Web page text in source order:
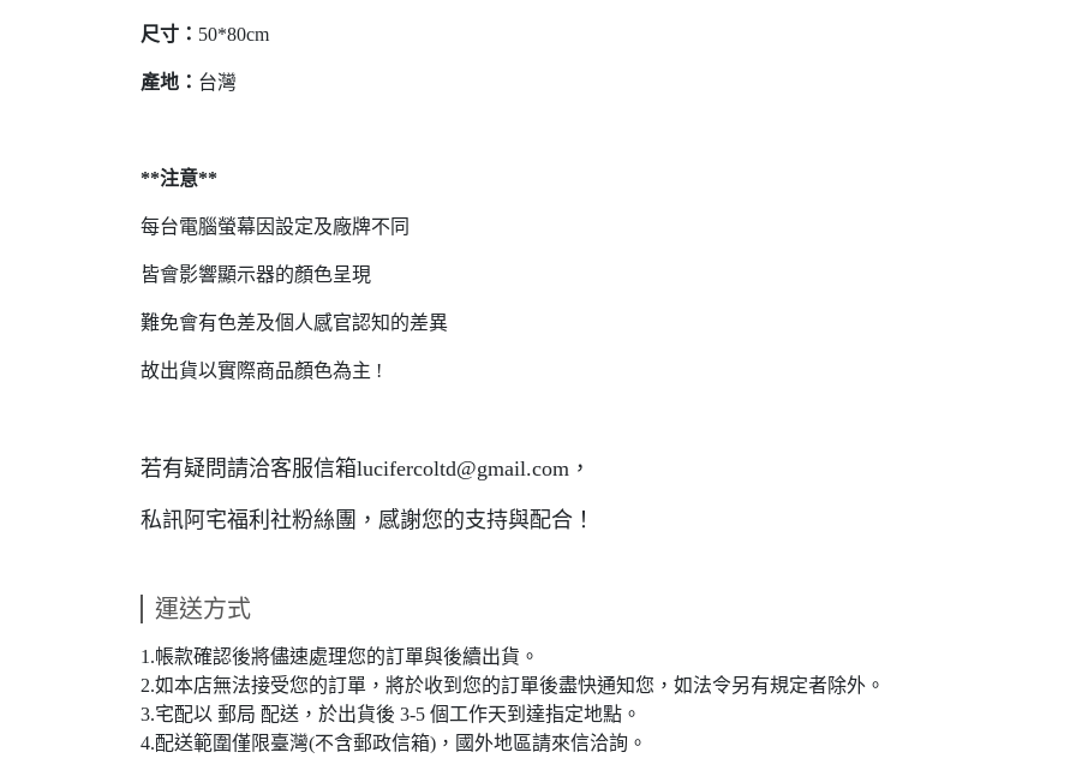
尺寸： 50*80cm
產地： 台灣
**注意**
每台電腦螢幕因設定及廠牌不同
皆會影響顯示器的顏色呈現
難免會有色差及個人感官認知的差異
故出貨以實際商品顏色為主 !
若有疑問請洽客服信箱lucifercoltd@gmail.com，
私訊阿宅福利社粉絲團，感謝您的支持與配合！
運送方式
1.帳款確認後將儘速處理您的訂單與後續出貨。
2.如本店無法接受您的訂單，將於收到您的訂單後盡快通知您，如法令另有規定者除外。
3.宅配以 郵局 配送，於出貨後 3-5 個工作天到達指定地點。
4.配送範圍僅限臺灣(不含郵政信箱)，國外地區請來信洽詢。